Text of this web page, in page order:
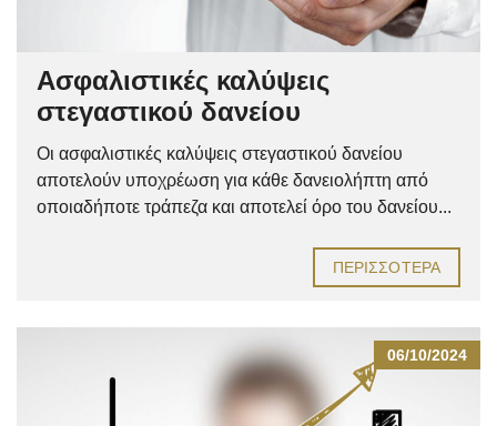
Ασφαλιστικές καλύψεις
στεγαστικού δανείου
Οι ασφαλιστικές καλύψεις στεγαστικού δανείου
αποτελούν υποχρέωση για κάθε δανειολήπτη από
οποιαδήποτε τράπεζα και αποτελεί όρο του δανείου...
ΠΕΡΙΣΣΌΤΕΡΑ
06/10/2024